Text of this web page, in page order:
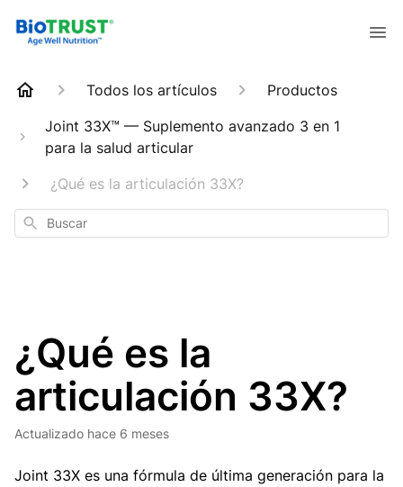
Todos los artículos
Productos
Joint 33X™ — Suplemento avanzado 3 en 1
para la salud articular
¿Qué es la articulación 33X?
Buscar
¿Qué es la
articulación 33X?
Actualizado hace 6 meses
Joint 33X es una fórmula de última generación para la